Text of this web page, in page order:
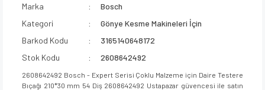
Marka
Bosch
Kategori
Gönye Kesme Makineleri İçin
Barkod Kodu
3165140648172
Stok Kodu
2608642492
2608642492 Bosch - Expert Serisi Çoklu Malzeme için Daire Testere
Bıçağı 210*30 mm 54 Diş 2608642492 Ustapazar güvencesi ile satın